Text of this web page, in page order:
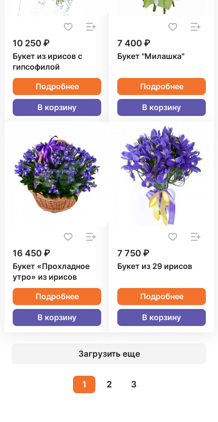
10 250 ₽
Букет из ирисов с
гипсофилой
Подробнее
В корзину
7 400 ₽
Букет "Милашка"
Подробнее
В корзину
16 450 ₽
Букет «Прохладное
утро» из ирисов
Подробнее
В корзину
7 750 ₽
Букет из 29 ирисов
Подробнее
В корзину
Загрузить еще
1 2 3